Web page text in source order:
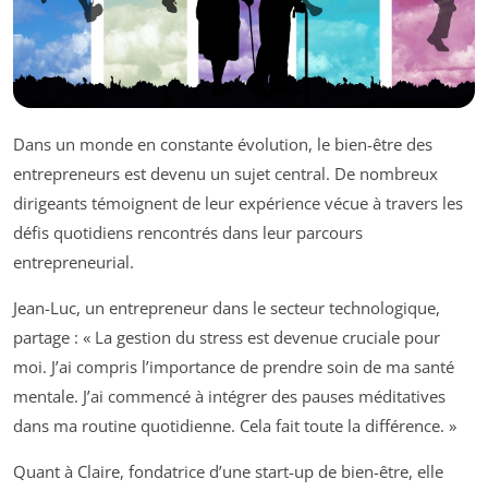
Dans un monde en constante évolution, le bien-être des
entrepreneurs est devenu un sujet central. De nombreux
dirigeants témoignent de leur expérience vécue à travers les
défis quotidiens rencontrés dans leur parcours
entrepreneurial.
Jean-Luc, un entrepreneur dans le secteur technologique,
partage : « La gestion du stress est devenue cruciale pour
moi. J’ai compris l’importance de prendre soin de ma santé
mentale. J’ai commencé à intégrer des pauses méditatives
dans ma routine quotidienne. Cela fait toute la différence. »
Quant à Claire, fondatrice d’une start-up de bien-être, elle